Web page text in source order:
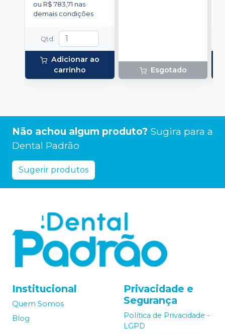
ou R$ 783,71 nas
demais condições
Qtd:
Adicionar ao
carrinho
Esgotado
Não achou algum produto? Sugira para a
Dental Padrão
Sugerir produtos
Institucional
Quem Somos
Blog
Privacidade e
Segurança
Política de Privacidade -
LGPD